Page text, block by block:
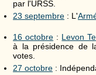
par l'URSS.
23 septembre : L'
16 octobre : Levon
à la présidence de
votes.
27 octobre :